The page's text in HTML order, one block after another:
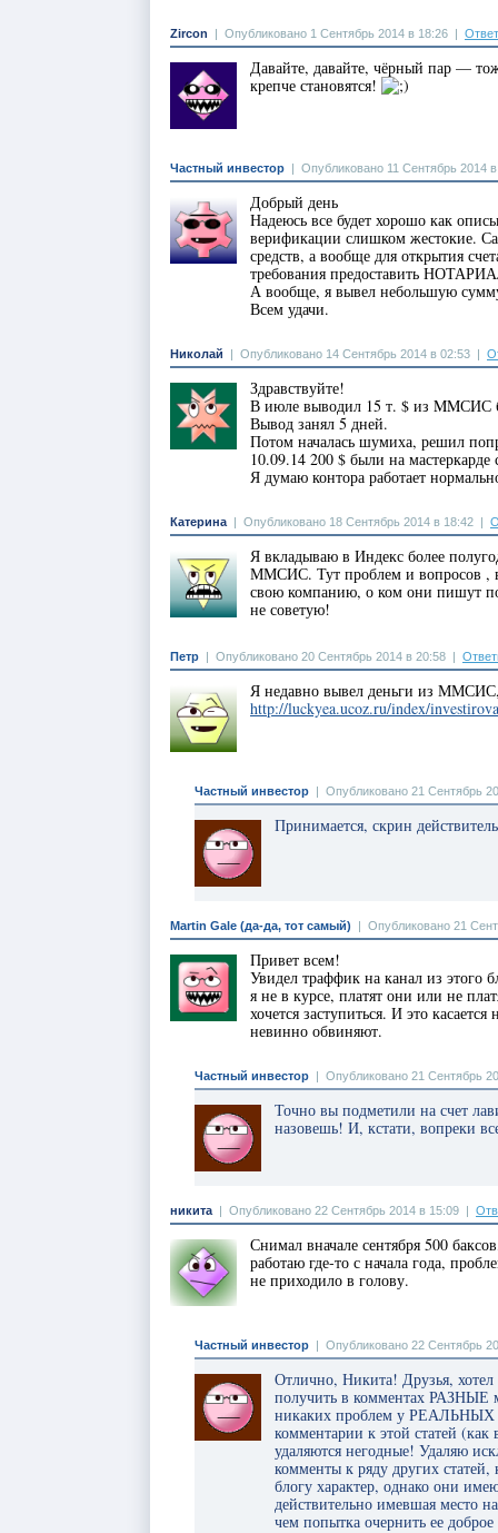
Zircon | Опубликовано 1 Сентябрь 2014 в 18:26 |
Давайте, давайте, чёрный пар —
крепче становятся!
Частный инвестор | Опубликовано 11 Сентябрь 2014
Добрый день
Надеюсь все будет хорошо как
верификации слишком жестокие.
средств, а вообще для открытия
требования предоставить
А вообще, я вывел небольшую
Всем удачи.
Николай | Опубликовано 14 Сентябрь 2014 в 02:53 |
Здравствуйте!
В июле выводил 15 т. $ из MMСИС
Вывод занял 5 дней.
Потом началась шумиха, решил
10.09.14 200 $ были на мастеркарде
Я думаю контора работает
Катерина | Опубликовано 18 Сентябрь 2014 в 18:42 |
Я вкладываю в Индекс более
ММСИС. Тут проблем и вопросов ,
свою компанию, о ком они пишут
не советую!
Петр | Опубликовано 20 Сентябрь 2014 в 20:58 |
Я недавно вывел деньги из
http://luckyea.ucoz.ru/index/
Частный инвестор | Опубликовано 21 Сентябрь
Принимается, скрин
Martin Gale (да-да, тот самый) | Опубликовано 21
Привет всем!
Увидел траффик на канал из
я не в курсе, платят они или не
хочется заступиться. И это
невинно обвиняют.
Частный инвестор | Опубликовано 21 Сентябрь
Точно вы подметили на счет
назовешь! И, кстати, вопреки
никита | Опубликовано 22 Сентябрь 2014 в 15:09 |
Снимал вначале сентября 500
работаю где-то с начала года,
не приходило в голову.
Частный инвестор | Опубликовано 22 Сентябрь
Отлично, Никита! Друзья, хотел
получить в комментах РАЗНЫЕ
никаких проблем у РЕАЛЬНЫХ
комментарии к этой статей
удаляются негодные! Удаляю
комменты к ряду других
блогу характер, однако они
действительно имевшая место
чем попытка очернить ее